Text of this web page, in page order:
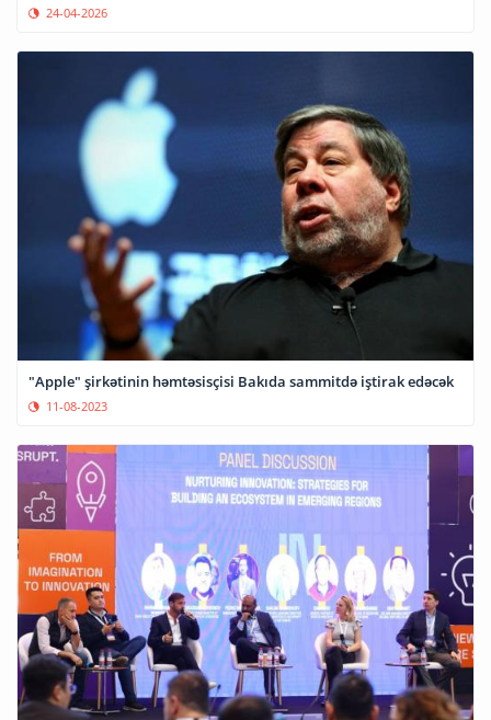
24-04-2026
"Apple" şirkətinin həmtəsisçisi Bakıda sammitdə iştirak edəcək
11-08-2023